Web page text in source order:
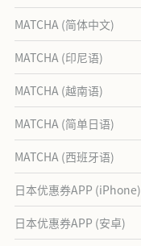
MATCHA (简体中文)
MATCHA (印尼语)
MATCHA (越南语)
MATCHA (简单日语)
MATCHA (西班牙语)
日本优惠券APP (iPhone)
日本优惠券APP (安卓)